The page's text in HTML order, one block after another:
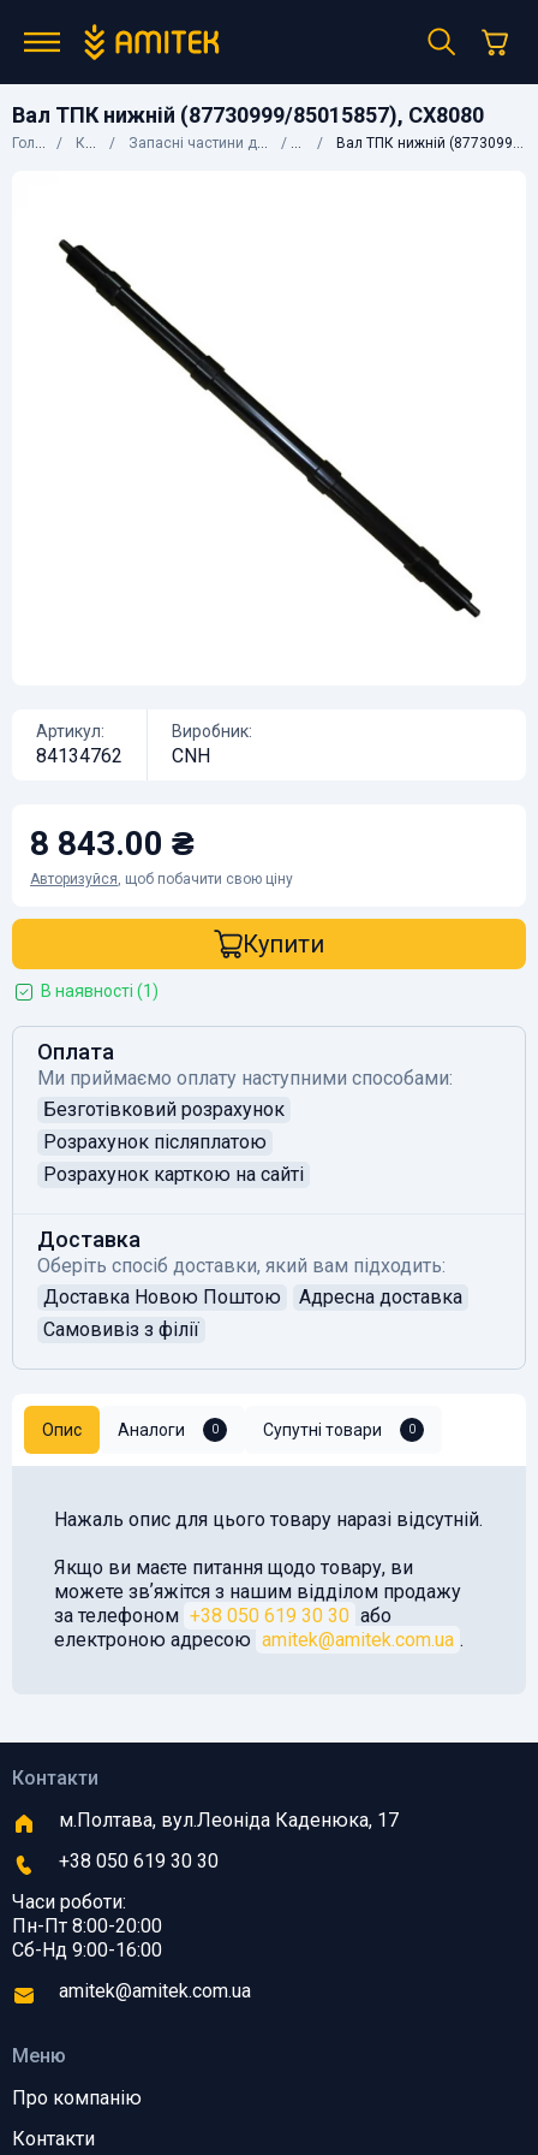
Вал ТПК нижній (87730999/85015857), CX8080
Головна Каталог Запасні частини до сільгосптехніки CNH Вал ТПК нижній (87730999/85015857), CX8080
Артикул:
84134762
Виробник:
CNH
8 843.00 ₴
Авторизуйся, щоб побачити свою ціну
Купити
В наявності (1)
Оплата
Ми приймаємо оплату наступними способами:
Безготівковий розрахунок
Розрахунок післяплатою
Розрахунок карткою на сайті
Доставка
Оберіть спосіб доставки, який вам підходить:
Доставка Новою Поштою
Адресна доставка
Самовивіз з філії
Опис Аналоги 0 Супутні товари 0
Нажаль опис для цього товару наразі відсутній.
Якщо ви маєте питання щодо товару, ви
можете звʼяжітся з нашим відділом продажу
за телефоном +38 050 619 30 30 або
електроною адресою amitek@amitek.com.ua .
Меню
Про компанію
Контакти
Контакти
м.Полтава, вул.Леоніда Каденюка, 17
+38 050 619 30 30
Часи роботи:
Пн-Пт 8:00-20:00
Сб-Нд 9:00-16:00
amitek@amitek.com.ua